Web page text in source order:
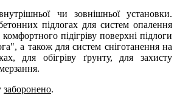
чи зовнішньої установки.
підлогах для систем опалення
підігріву поверхні підлоги
а також для систем сніготанення на
для обігріву ґрунту, для захисту
заборонено.